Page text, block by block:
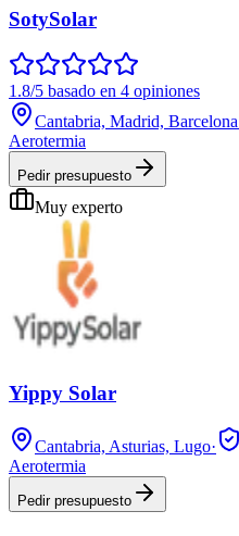
SotySolar
1.8/5 basado en 4 opiniones
Cantabria, Madrid, Barcelona
Aerotermia
Pedir presupuesto
Muy experto
Yippy Solar
Cantabria, Asturias, Lugo·
Aerotermia
Pedir presupuesto